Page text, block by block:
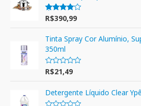
Avaliação
4.00
de 5
R$390,99
Tinta Spray Cor Alumínio,
350ml
A
l
i
a
R$21,49
Detergente Líquido Clear